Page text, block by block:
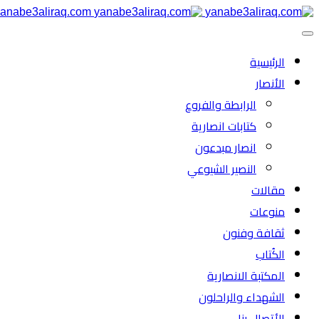
الرئیسية
الأنصار
الرابطة والفروع
كتابات انصارية
انصار مبدعون
النصیر الشیوعي
مقالات
منوعات
ثقافة وفنون
الكُتاب
المكتبة الانصارية
الشهداء والراحلون